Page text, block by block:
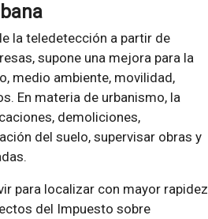
la teledetección a partir de
supone una mejora para la
medio ambiente, movilidad,
En materia de urbanismo, la
demoliciones,
del suelo, supervisar obras y
para localizar con mayor rapidez
del Impuesto sobre